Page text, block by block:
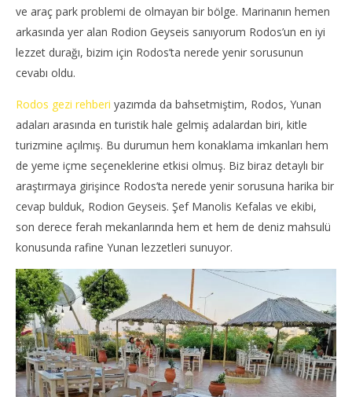
NOW VIEWING
Rodion Geyseis – Rodos’ta Nerede Yenir
7
Eylül
2019
yadmin
ve araç park problemi de olmayan bir bölge. Marinanın hemen
arkasında yer alan Rodion Geyseis sanıyorum Rodos’un en iyi
lezzet durağı, bizim için Rodos’ta nerede yenir sorusunun
cevabı oldu.
Rodos gezi rehberi yazımda da bahsetmiştim, Rodos, Yunan
adaları arasında en turistik hale gelmiş adalardan biri, kitle
turizmine açılmış. Bu durumun hem konaklama imkanları hem
de yeme içme seçeneklerine etkisi olmuş. Biz biraz detaylı bir
araştırmaya girişince Rodos’ta nerede yenir sorusuna harika bir
cevap bulduk, Rodion Geyseis. Şef Manolis Kefalas ve ekibi,
son derece ferah mekanlarında hem et hem de deniz mahsulü
konusunda rafine Yunan lezzetleri sunuyor.